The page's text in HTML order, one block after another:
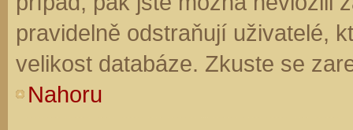
pravidelně odstraňují uživatelé,
velikost databáze. Zkuste se
Nahoru